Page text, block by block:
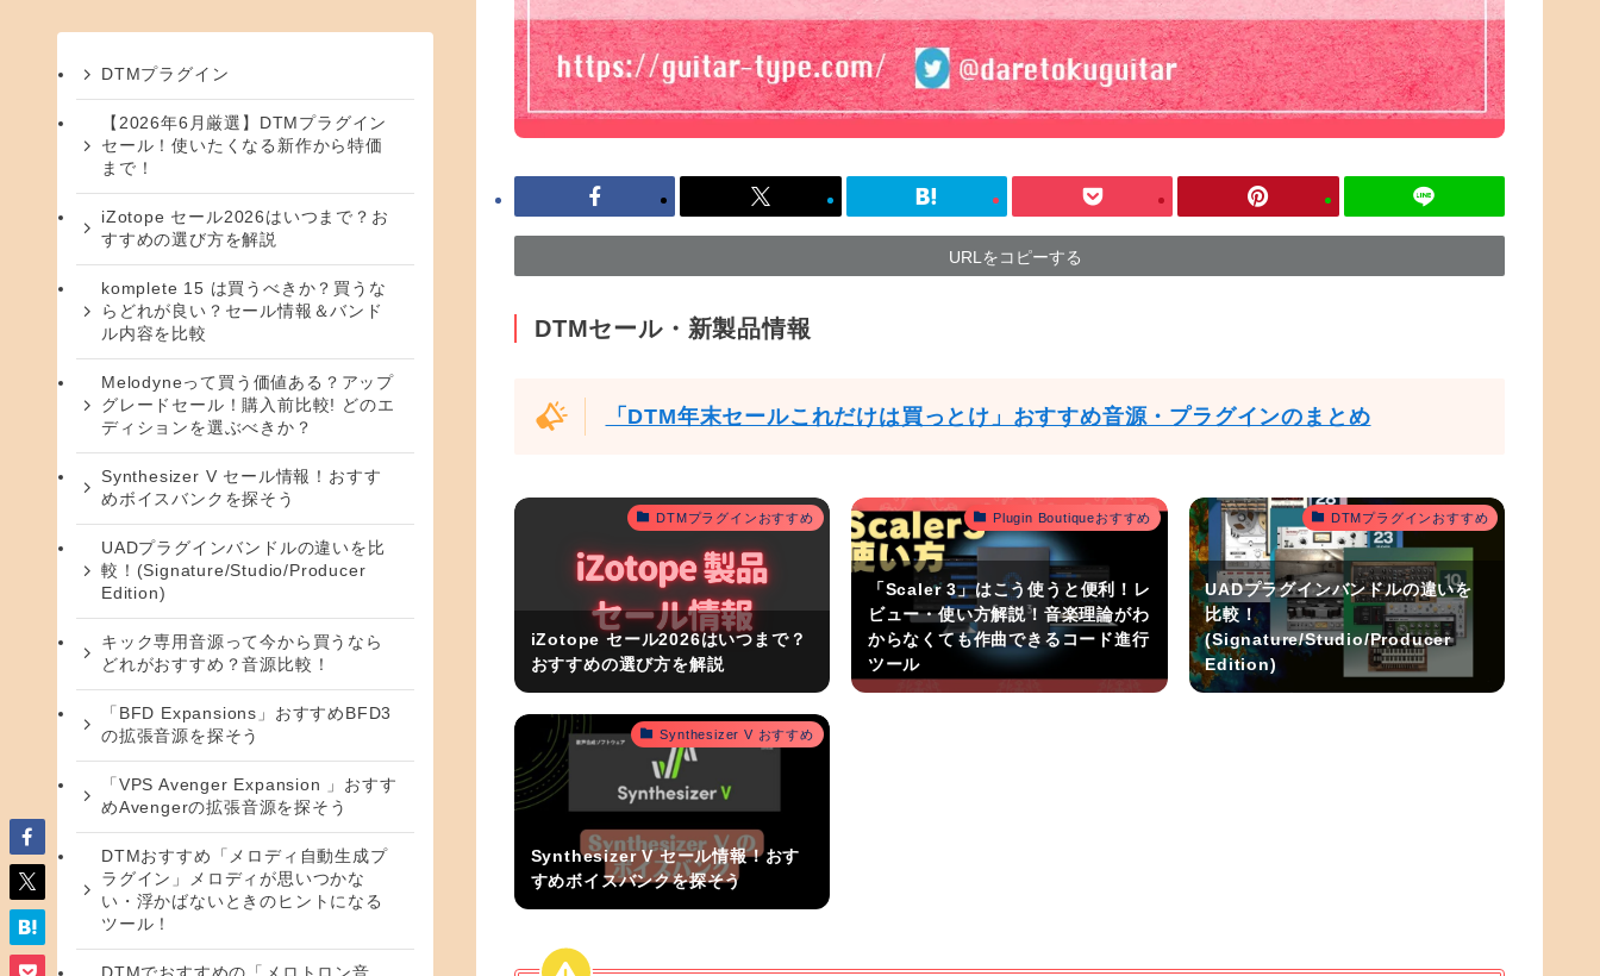
URLをコピーする
DTMセール・新製品情報
「DTM年末セールこれだけは買っとけ」おすすめ音源・プラグインのまとめ
DTMプラグインおすすめ
iZotope セール2026はいつまで？
おすすめの選び方を解説
Plugin Boutiqueおすすめ
「Scaler 3」はこう使うと便利！レ
ビュー・使い方解説！音楽理論がわ
からなくても作曲できるコード進行
ツール
DTMプラグインおすすめ
UADプラグインバンドルの違いを
比較！
(Signature/Studio/Producer
Edition)
Synthesizer V おすすめ
Synthesizer V セール情報！おす
すめボイスバンクを探そう
DTMプラグイン
【2026年6月厳選】DTMプラグイン
セール！使いたくなる新作から特価
まで！
iZotope セール2026はいつまで？お
すすめの選び方を解説
komplete 15 は買うべきか？買うな
らどれが良い？セール情報＆バンド
ル内容を比較
Melodyneって買う価値ある？アップ
グレードセール！購入前比較! どのエ
ディションを選ぶべきか？
Synthesizer V セール情報！おすす
めボイスバンクを探そう
UADプラグインバンドルの違いを比
較！(Signature/Studio/Producer
Edition)
キック専用音源って今から買うなら
どれがおすすめ？音源比較！
「BFD Expansions」おすすめBFD3
の拡張音源を探そう
「VPS Avenger Expansion 」おすす
めAvengerの拡張音源を探そう
DTMおすすめ「メロディ自動生成プ
ラグイン」メロディが思いつかな
い・浮かばないときのヒントになる
ツール！